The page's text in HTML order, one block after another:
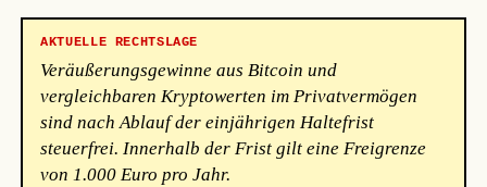
AKTUELLE RECHTSLAGE
Veräußerungsgewinne aus Bitcoin und
vergleichbaren Kryptowerten im Privatvermögen
sind nach Ablauf der einjährigen Haltefrist
steuerfrei. Innerhalb der Frist gilt eine Freigrenze
von 1.000 Euro pro Jahr.